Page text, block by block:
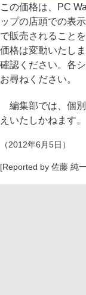
この価格は、PC
ップの店頭での表
で販売されること
価格は変動いたし
確認ください。各
お尋ねください。
編集部では、個
えいたしかねます。
（2012年6月5日）
[Reported by 佐藤 純